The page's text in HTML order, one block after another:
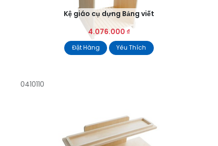
Kệ giáo cụ dựng Bảng viết
4.076.000 ₫
Đặt Hàng Yêu Thích
0410110